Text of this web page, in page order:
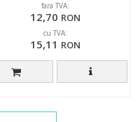
fara TVA:
12,70 RON
cu TVA:
15,11 RON